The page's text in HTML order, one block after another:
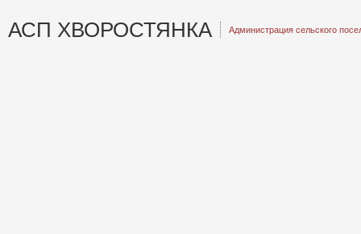
АСП ХВОРОСТЯНКА Администрация сельского